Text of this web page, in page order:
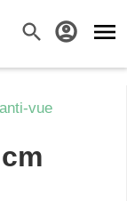
search account_circle menu
vue